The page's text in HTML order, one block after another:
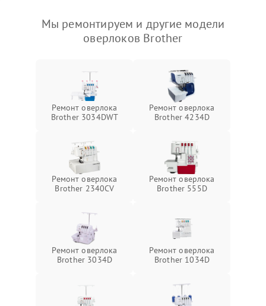
Мы ремонтируем и другие модели
оверлоков Brother
Ремонт оверлока
Brother 3034DWT
Ремонт оверлока
Brother 4234D
Ремонт оверлока
Brother 2340CV
Ремонт оверлока
Brother 555D
Ремонт оверлока
Brother 3034D
Ремонт оверлока
Brother 1034D